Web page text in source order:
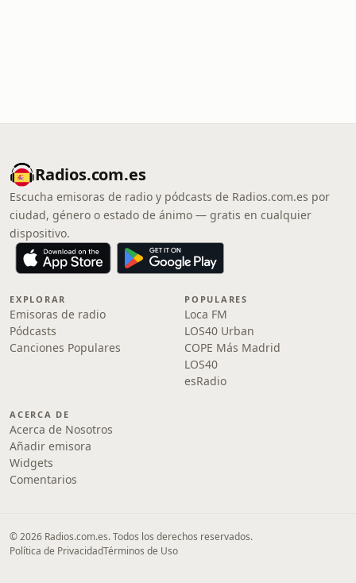
Radios.com.es
Escucha emisoras de radio y pódcasts de Radios.com.es por
ciudad, género o estado de ánimo — gratis en cualquier
dispositivo.
EXPLORAR
Emisoras de radio
Pódcasts
Canciones Populares
POPULARES
Loca FM
LOS40 Urban
COPE Más Madrid
LOS40
esRadio
ACERCA DE
Acerca de Nosotros
Añadir emisora
Widgets
Comentarios
© 2026 Radios.com.es. Todos los derechos reservados.
Política de PrivacidadTérminos de Uso